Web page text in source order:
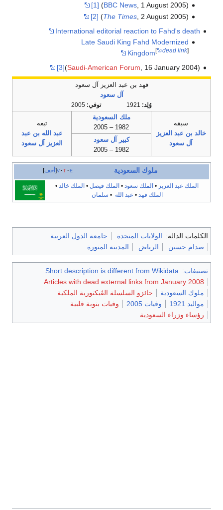
[1] (BBC News , 1 August 2005)
[2] (The Times , 2 August 2005)
International editorial reaction to Fahd's death
Late Saudi King Fahd Modernized
Kingdom [ dead link]
[3](Saudi-American Forum , 16 January 2004)
فهد بن عبد العزيز آل سعود
آل سعود
وُلِد: توفي:
سبقه
خالد بن عبد العزيز
آل سعود
ملك السعودية
1982 – 2005
تبعه
عبد الله بن عبد
العزيز آل سعود
كبير آل سعود
1982 – 2005
أخف v t e ملوك السعودية
الملك عبد العزيز • الملك سعود • الملك فيصل • الملك خالد •
الملك فهد • عبد الله • سلمان
الكلمات الدالة: الولايات المتحدة
جامعة الدول العربية
صدام حسين
الرياض المدينة المنورة
تصنيفات:
Short description is different from Wikidata
Articles with dead external links from January 2008
ملوك السعودية
حائزو السلسلة الڤيكتورية الملكية
مواليد 1921
وفيات 2005
وفيات بنوبة قلبية
رؤساء وزراء السعودية